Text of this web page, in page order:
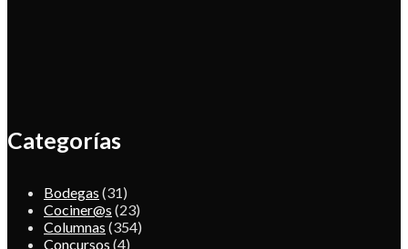
Categorías
Bodegas (31)
Cociner@s (23)
Columnas (354)
Concursos (4)